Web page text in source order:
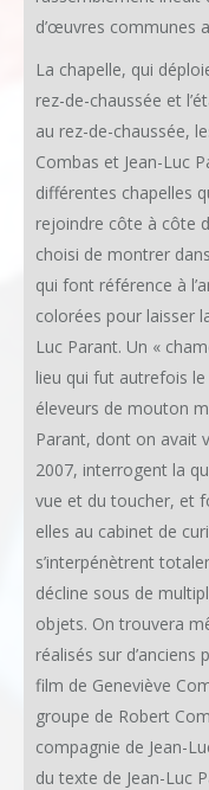
d’œuvres communes
La chapelle, qui
rez-de-chaussée et
au rez-de-chaussée,
Combas et Jean-Luc
différentes chapelles
rejoindre côte à côte
choisi de montrer
qui font référence à
colorées pour laisser
Luc Parant. Un «
lieu qui fut autrefois
éleveurs de mouton
Parant, dont on avait
2007, interrogent la
vue et du toucher, et
elles au cabinet de
s’interpénètrent
décline sous de
objets. On trouvera
réalisés sur
film de Geneviève
groupe de Robert
compagnie de Jean-
du texte de Jean-Luc